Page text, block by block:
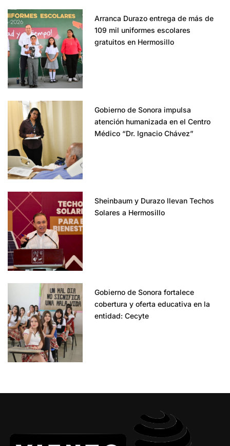
Arranca Durazo entrega de más de
109 mil uniformes escolares
gratuitos en Hermosillo
Gobierno de Sonora impulsa
atención humanizada en el Centro
Médico “Dr. Ignacio Chávez”
Sheinbaum y Durazo llevan Techos
Solares a Hermosillo
Gobierno de Sonora fortalece
cobertura y oferta educativa en la
entidad: Cecyte